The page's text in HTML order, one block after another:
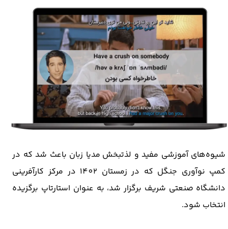
شیوه‌های آموزشی مفید و لذتبخش مدیا زبان باعث شد که در
کمپ نوآوری جنگل که در زمستان 1402 در مرکز کارآفرینی
دانشگاه صنعتی شریف برگزار شد، به عنوان استارتاپ برگزیده
انتخاب شود.